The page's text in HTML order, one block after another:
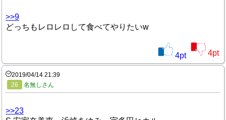
>>9
どっちもレロレロして食べてやりたいw
4pt 4pt
2019/04/14 21:39
26
名無しさん
>>23